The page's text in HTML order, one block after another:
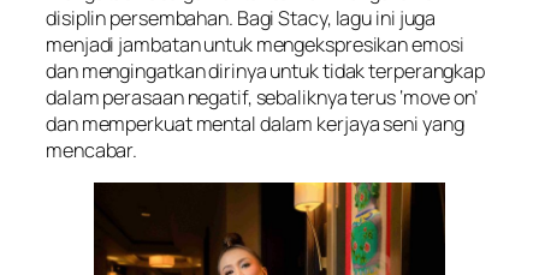
disiplin persembahan. Bagi Stacy, lagu ini juga
menjadi jambatan untuk mengekspresikan emosi
dan mengingatkan dirinya untuk tidak terperangkap
dalam perasaan negatif, sebaliknya terus ‘move on’
dan memperkuat mental dalam kerjaya seni yang
mencabar.